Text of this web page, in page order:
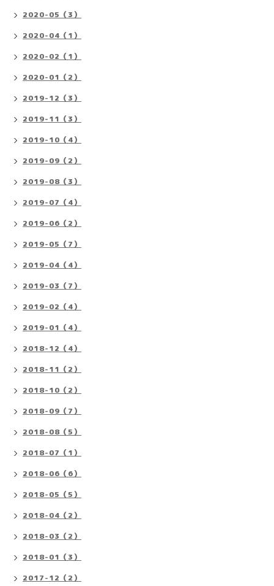
2020-05（3）
2020-04（1）
2020-02（1）
2020-01（2）
2019-12（3）
2019-11（3）
2019-10（4）
2019-09（2）
2019-08（3）
2019-07（4）
2019-06（2）
2019-05（7）
2019-04（4）
2019-03（7）
2019-02（4）
2019-01（4）
2018-12（4）
2018-11（2）
2018-10（2）
2018-09（7）
2018-08（5）
2018-07（1）
2018-06（6）
2018-05（5）
2018-04（2）
2018-03（2）
2018-01（3）
2017-12（2）